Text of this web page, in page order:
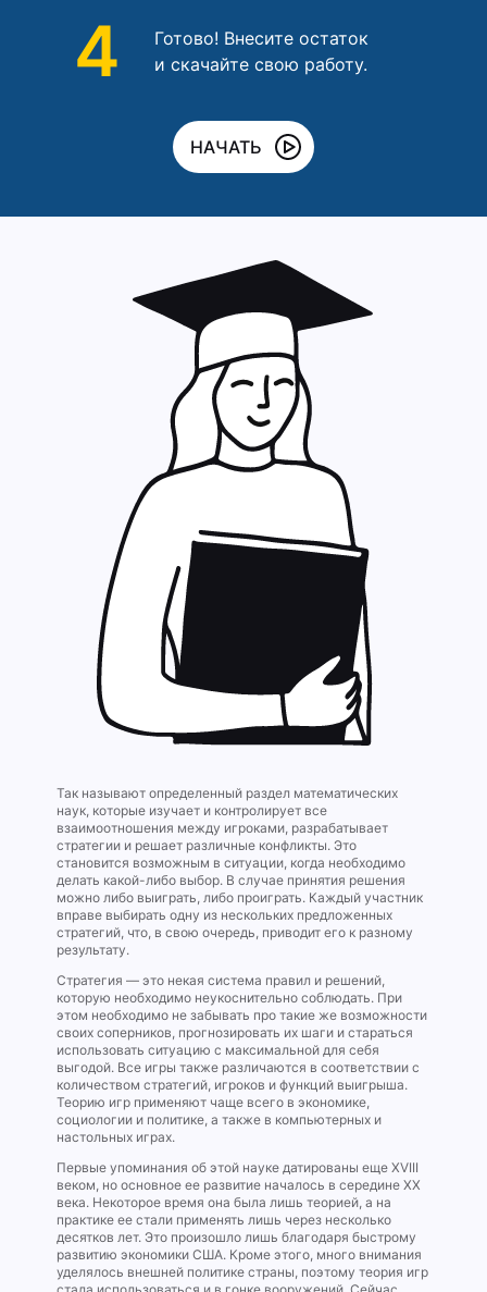
4
Готово! Внесите остаток
и скачайте свою работу.
НАЧАТЬ
Так называют определенный раздел математических
наук, которые изучает и контролирует все
взаимоотношения между игроками, разрабатывает
стратегии и решает различные конфликты. Это
становится возможным в ситуации, когда необходимо
делать какой-либо выбор. В случае принятия решения
можно либо выиграть, либо проиграть. Каждый участник
вправе выбирать одну из нескольких предложенных
стратегий, что, в свою очередь, приводит его к разному
результату.
Стратегия — это некая система правил и решений,
которую необходимо неукоснительно соблюдать. При
этом необходимо не забывать про такие же возможности
своих соперников, прогнозировать их шаги и стараться
использовать ситуацию с максимальной для себя
выгодой. Все игры также различаются в соответствии с
количеством стратегий, игроков и функций выигрыша.
Теорию игр применяют чаще всего в экономике,
социологии и политике, а также в компьютерных и
настольных играх.
Первые упоминания об этой науке датированы еще XVIII
веком, но основное ее развитие началось в середине XX
века. Некоторое время она была лишь теорией, а на
практике ее стали применять лишь через несколько
десятков лет. Это произошло лишь благодаря быстрому
развитию экономики США. Кроме этого, много внимания
уделялось внешней политике страны, поэтому теория игр